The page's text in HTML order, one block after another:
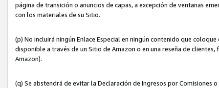
página de transición o anuncios de capas, a excepción de ventanas
con los materiales de su Sitio.
(p) No incluirá ningún Enlace Especial en ningún contenido que
disponible a través de un Sitio de Amazon o en una reseña de
Amazon).
(q) Se abstendrá de evitar la Declaración de Ingresos por